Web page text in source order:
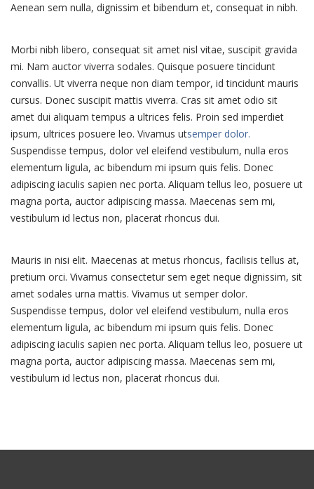
Aenean sem nulla, dignissim et bibendum et, consequat in nibh.
Morbi nibh libero, consequat sit amet nisl vitae, suscipit gravida
mi. Nam auctor viverra sodales. Quisque posuere tincidunt
convallis. Ut viverra neque non diam tempor, id tincidunt mauris
cursus. Donec suscipit mattis viverra. Cras sit amet odio sit
amet dui aliquam tempus a ultrices felis. Proin sed imperdiet
ipsum, ultrices posuere leo. Vivamus utsemper dolor.
Suspendisse tempus, dolor vel eleifend vestibulum, nulla eros
elementum ligula, ac bibendum mi ipsum quis felis. Donec
adipiscing iaculis sapien nec porta. Aliquam tellus leo, posuere ut
magna porta, auctor adipiscing massa. Maecenas sem mi,
vestibulum id lectus non, placerat rhoncus dui.
Mauris in nisi elit. Maecenas at metus rhoncus, facilisis tellus at,
pretium orci. Vivamus consectetur sem eget neque dignissim, sit
amet sodales urna mattis. Vivamus ut semper dolor.
Suspendisse tempus, dolor vel eleifend vestibulum, nulla eros
elementum ligula, ac bibendum mi ipsum quis felis. Donec
adipiscing iaculis sapien nec porta. Aliquam tellus leo, posuere ut
magna porta, auctor adipiscing massa. Maecenas sem mi,
vestibulum id lectus non, placerat rhoncus dui.